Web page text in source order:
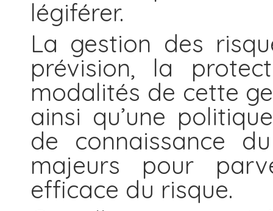
légiférer.
La gestion des
prévision, la
modalités de cette
ainsi qu’une
de connaissance
majeurs pour
efficace du risque.